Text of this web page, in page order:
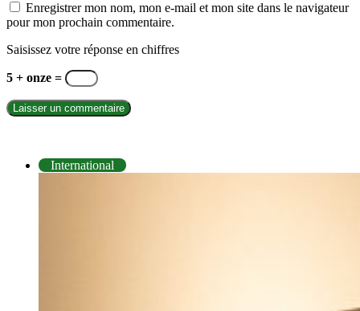
Enregistrer mon nom, mon e-mail et mon site dans le navigateur
pour mon prochain commentaire.
Saisissez votre réponse en chiffres
5 + onze =
International